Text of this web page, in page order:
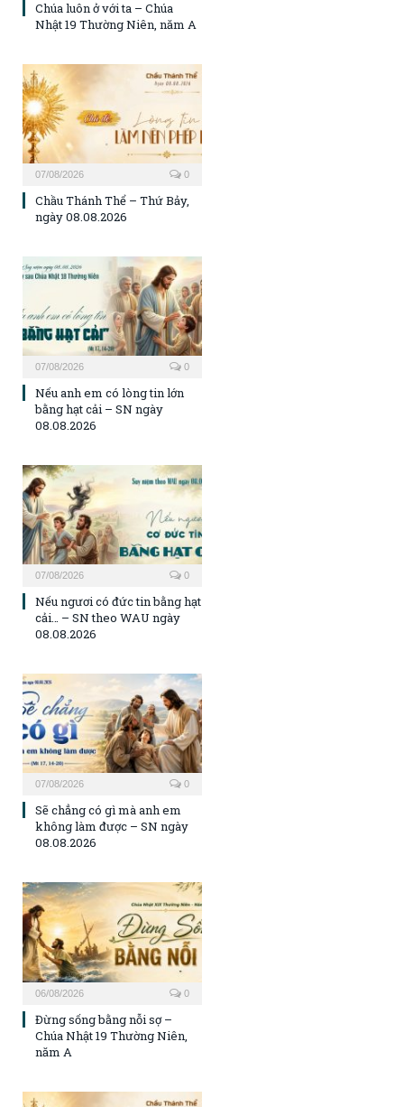
Chúa luôn ở với ta – Chúa
Nhật 19 Thường Niên, năm A
07/08/2026 0
Chầu Thánh Thể – Thứ Bảy,
ngày 08.08.2026
07/08/2026 0
Nếu anh em có lòng tin lớn
bằng hạt cải – SN ngày
08.08.2026
07/08/2026 0
Nếu ngươi có đức tin bằng hạt
cải… – SN theo WAU ngày
08.08.2026
07/08/2026 0
Sẽ chẳng có gì mà anh em
không làm được – SN ngày
08.08.2026
06/08/2026 0
Đừng sống bằng nỗi sợ –
Chúa Nhật 19 Thường Niên,
năm A